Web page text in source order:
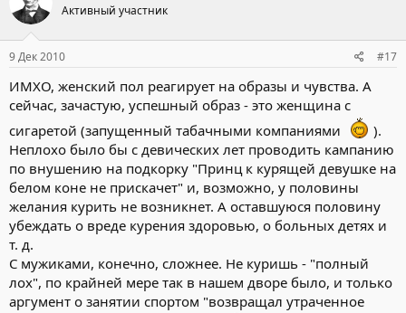
Активный участник
9 Дек 2010 #17
ИМХО, женский пол реагирует на образы и чувства. А
сейчас, зачастую, успешный образ - это женщина с
сигаретой (запущенный табачными компаниями
).
Неплохо было бы с девических лет проводить кампанию
по внушению на подкорку "Принц к курящей девушке на
белом коне не прискачет" и, возможно, у половины
желания курить не возникнет. А оставшуюся половину
убеждать о вреде курения здоровью, о больных детях и
т. д.
С мужиками, конечно, сложнее. Не куришь - "полный
лох", по крайней мере так в нашем дворе было, и только
аргумент о занятии спортом "возвращал утраченное